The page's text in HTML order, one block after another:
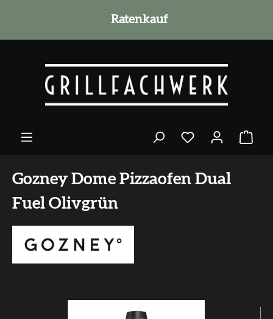
Ratenkauf
Gozney Dome Pizzaofen Dual
Fuel Olivgrün